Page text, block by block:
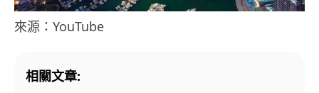
來源：YouTube
相關文章: